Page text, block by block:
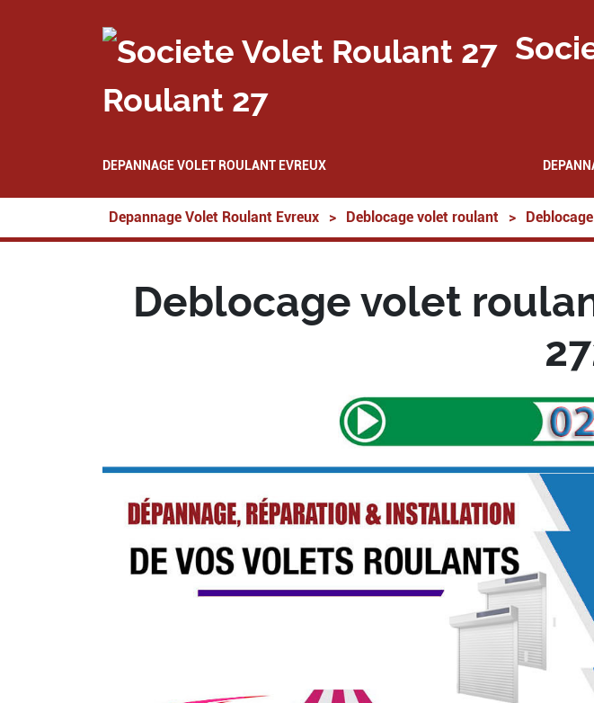
Roulant 27
DEPANNAGE VOLET ROULANT EVREUX
Depannage Volet Roulant Evreux > Deblocage volet roulant >
Deblocage volet